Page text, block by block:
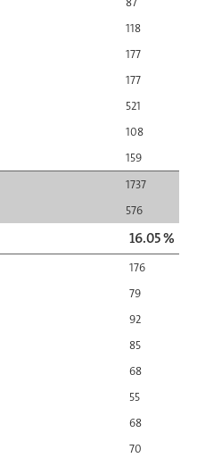
118
177
177
521
108
159
1737
576
16.05 %
176
79
92
85
68
55
68
70